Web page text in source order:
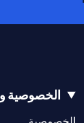
الخصوصية